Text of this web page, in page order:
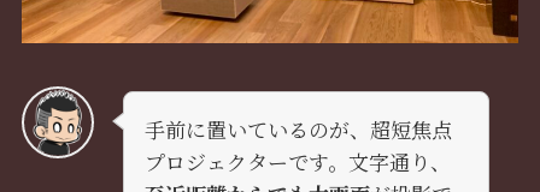
手前に置いているのが、超短焦点
プロジェクターです。文字通り、